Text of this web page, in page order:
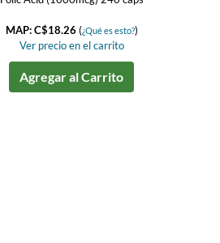
MAP: C$18.26 (¿Qué es esto?)
Ver precio en el carrito
Agregar al Carrito